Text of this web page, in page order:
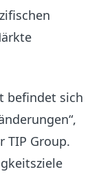
befindet sich
TIP Group.